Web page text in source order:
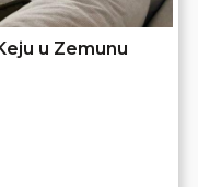
u Zemunu